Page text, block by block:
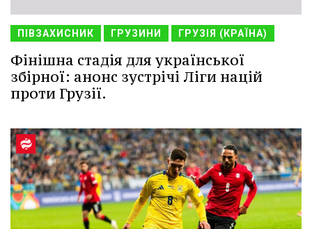
ПІВЗАХИСНИК ГРУЗИНИ ГРУЗІЯ (КРАЇНА)
Фінішна стадія для української
збірної: анонс зустрічі Ліги націй
проти Грузії.